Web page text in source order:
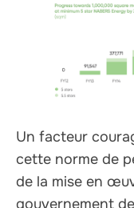
Un facteur
cette norme de
de la mise en
gouvernement